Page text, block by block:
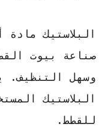
البلاستيك مادة
صناعة بيوت
وسهل التنظيف.
البلاستيك
للقطط.